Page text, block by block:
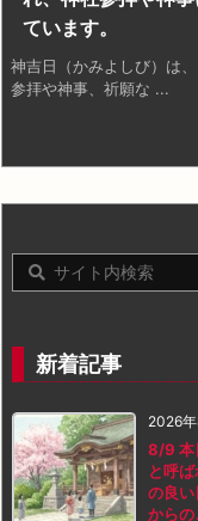
ています。
神吉日（かみよしび）は
参拝や神事、祈願な ...
新着記事
2026
8/9 本
と呼
の良
から